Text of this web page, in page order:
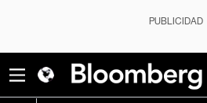
PUBLICIDAD